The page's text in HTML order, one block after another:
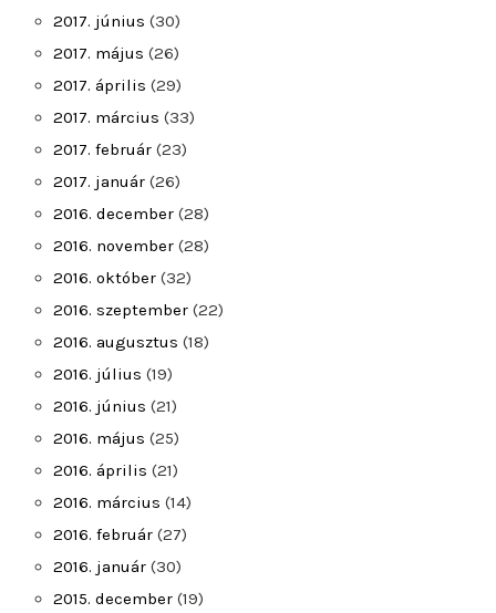
2017. június (30)
2017. május (26)
2017. április (29)
2017. március (33)
2017. február (23)
2017. január (26)
2016. december (28)
2016. november (28)
2016. október (32)
2016. szeptember (22)
2016. augusztus (18)
2016. július (19)
2016. június (21)
2016. május (25)
2016. április (21)
2016. március (14)
2016. február (27)
2016. január (30)
2015. december (19)